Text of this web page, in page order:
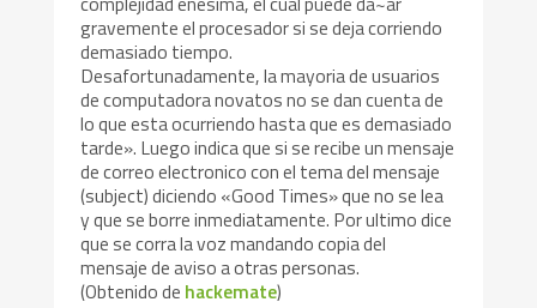
gravemente el procesador si se deja corriendo
demasiado tiempo.
Desafortunadamente, la mayoria de usuarios
de computadora novatos no se dan cuenta de
lo que esta ocurriendo hasta que es demasiado
tarde». Luego indica que si se recibe un mensaje
de correo electronico con el tema del mensaje
(subject) diciendo «Good Times» que no se lea
y que se borre inmediatamente. Por ultimo dice
que se corra la voz mandando copia del
mensaje de aviso a otras personas.
(Obtenido de hackemate)